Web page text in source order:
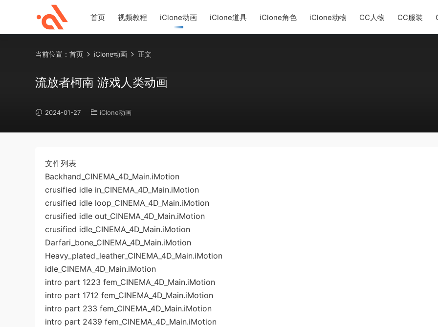
首页 视频教程 iClone动画 iClone道具 iClone角色 iClone动物 CC人物 CC服装
当前位置： 首页 iClone动画 正文
流放者柯南 游戏人类动画
2024-01-27 iClone动画
文件列表
Backhand_CINEMA_4D_Main.iMotion
crusified idle in_CINEMA_4D_Main.iMotion
crusified idle loop_CINEMA_4D_Main.iMotion
crusified idle out_CINEMA_4D_Main.iMotion
crusified idle_CINEMA_4D_Main.iMotion
Darfari_bone_CINEMA_4D_Main.iMotion
Heavy_plated_leather_CINEMA_4D_Main.iMotion
idle_CINEMA_4D_Main.iMotion
intro part 1223 fem_CINEMA_4D_Main.iMotion
intro part 1712 fem_CINEMA_4D_Main.iMotion
intro part 233 fem_CINEMA_4D_Main.iMotion
intro part 2439 fem_CINEMA_4D_Main.iMotion